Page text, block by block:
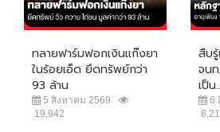
ทลายฟาร์มฟอกเงินแก๊งยา
ในร้อยเอ็ด ยึดทรัพย์กว่า
93 ล้าน
5 สิงหาคม 2569
19,942
สืบ
จน
เป็น
6